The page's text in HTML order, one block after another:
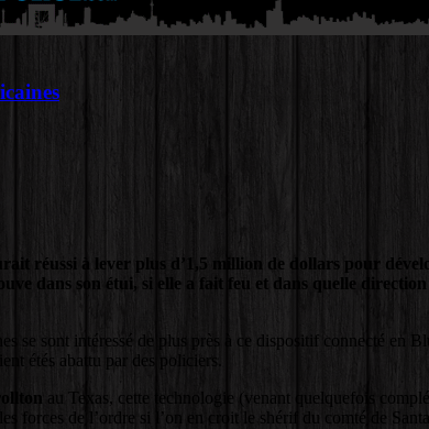
réussi à lever plus d’1,5 million de dollars pour
dans son étui, si elle a fait feu et dans quelle
se sont intéressé de plus près à ce dispositif connecté en
étés abattu par des policiers.
au Texas, cette technologie (venant quelquefois
forces de l’ordre si l’on en croit le shérif du comté de